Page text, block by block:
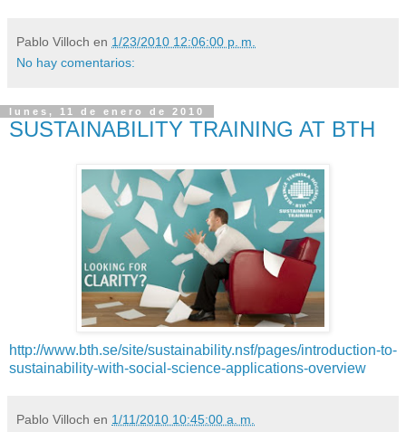
Pablo Villoch en 1/23/2010 12:06:00 p. m.
No hay comentarios:
lunes, 11 de enero de 2010
SUSTAINABILITY TRAINING AT BTH
http://www.bth.se/site/sustainability.nsf/pages/introduction-to-
sustainability-with-social-science-applications-overview
Pablo Villoch en 1/11/2010 10:45:00 a. m.